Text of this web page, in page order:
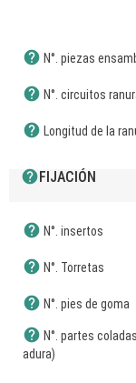
help N°. piezas
help N°. circuitos
help Longitud de la
helpFIJACIÓN
help N°. insertos
help N°. Torretas
help N°. pies de goma
help N°. partes
adura)